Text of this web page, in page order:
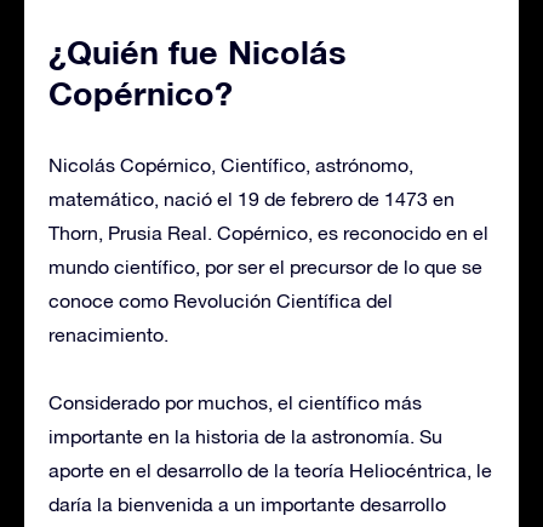
¿Quién fue Nicolás
Copérnico?
Nicolás Copérnico, Científico, astrónomo,
matemático, nació el 19 de febrero de 1473 en
Thorn, Prusia Real. Copérnico, es reconocido en el
mundo científico, por ser el precursor de lo que se
conoce como Revolución Científica del
renacimiento.
Considerado por muchos, el científico más
importante en la historia de la astronomía. Su
aporte en el desarrollo de la teoría Heliocéntrica, le
daría la bienvenida a un importante desarrollo